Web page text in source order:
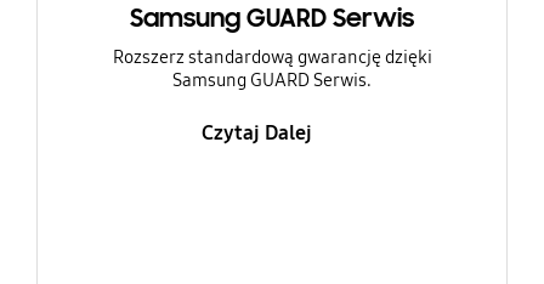
Samsung GUARD Serwis
Rozszerz standardową gwarancję dzięki
Samsung GUARD Serwis.
Czytaj Dalej